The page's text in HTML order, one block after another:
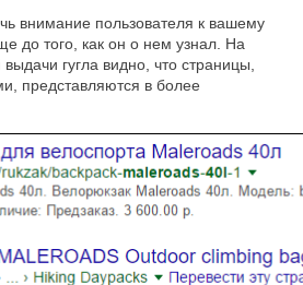
внимание пользователя к вашему
до того, как он о нем узнал. На
гугла видно, что страницы,
представляются в более